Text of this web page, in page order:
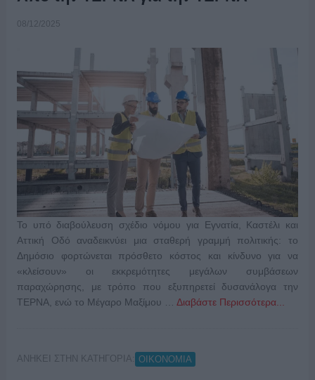
08/12/2025
Το υπό διαβούλευση σχέδιο νόμου για Εγνατία, Καστέλι και
Αττική Οδό αναδεικνύει μια σταθερή γραμμή πολιτικής: το
Δημόσιο φορτώνεται πρόσθετο κόστος και κίνδυνο για να
«κλείσουν» οι εκκρεμότητες μεγάλων συμβάσεων
παραχώρησης, με τρόπο που εξυπηρετεί δυσανάλογα την
ΤΕΡΝΑ, ενώ το Μέγαρο Μαξίμου … Διαβάστε Περισσότερα...
ΑΝΗΚΕΙ ΣΤΗΝ ΚΑΤΗΓΟΡΙΑ: ΟΙΚΟΝΟΜΙΑ